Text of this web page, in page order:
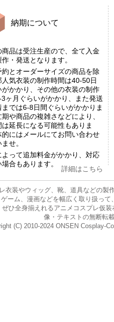
納期について
品は受注生産ので、全て入金
作・発送となります。
とオーダーサイズの商品を除
人気衣装の制作時間は40-50日
がかかり、その他の衣装の制作
ヶ月ぐらいがかかり、また発送
では6-8日間ぐらいがかかりま
や商品の複雑さなどにより、
延長になる可能性もありま
的にはメールにてお問い合わせ
せ。
って追加料金がかかり、対応
合もあります。
詳細はこちら
衣装やウィッグ、靴、道具などの製
ーム、漫画などを幅広く取り扱っ
ひ全身揃えれるアニメコスプレ
像・テキストの無断転
(C) 2010-2024 ONSEN Cosplay-